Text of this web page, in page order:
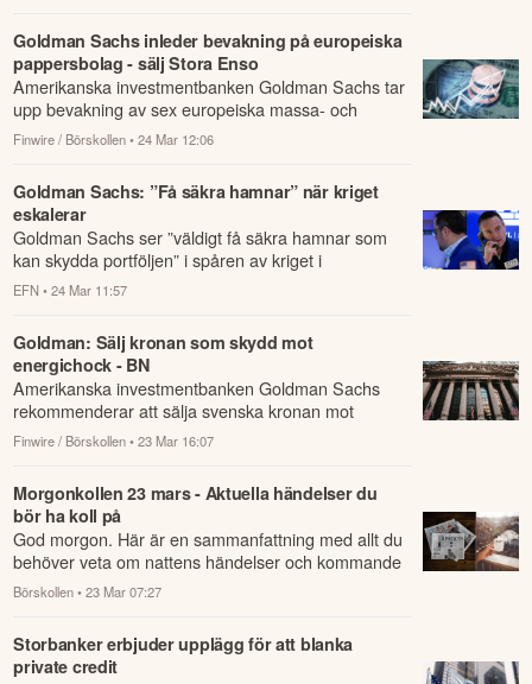
Goldman Sachs inleder bevakning på europeiska
pappersbolag - sälj Stora Enso
Amerikanska investmentbanken Goldman Sachs tar
upp bevakning av sex europeiska massa- och
pappersbolag med köp för SIG och Smurfit
Finwire / Börskollen • 24 Mar 12:06
Goldman Sachs: ”Få säkra hamnar” när kriget
eskalerar
Goldman Sachs ser ”väldigt få säkra hamnar som
kan skydda portföljen” i spåren av kriget i
Mellanöstern.
EFN • 24 Mar 11:57
Goldman: Sälj kronan som skydd mot
energichock - BN
Amerikanska investmentbanken Goldman Sachs
rekommenderar att sälja svenska kronan mot
dollarn som en valutastrategi för att skydda sig mot
e...
Finwire / Börskollen • 23 Mar 16:07
Morgonkollen 23 mars - Aktuella händelser du
bör ha koll på
God morgon. Här är en sammanfattning med allt du
behöver veta om nattens händelser och kommande
dagens viktigaste händelser på börsen.
Börskollen • 23 Mar 07:27
Storbanker erbjuder upplägg för att blanka
private credit